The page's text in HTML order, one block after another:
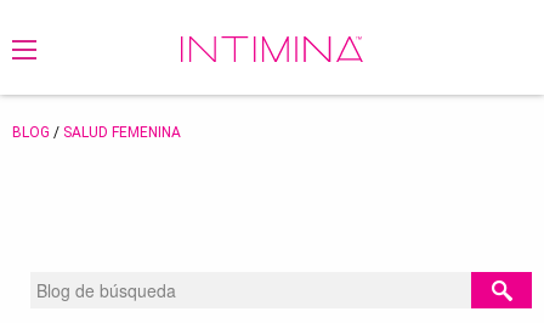
BLOG / SALUD FEMENINA